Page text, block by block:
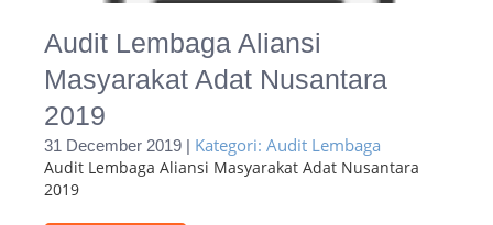
Audit Lembaga Aliansi
Masyarakat Adat Nusantara
2019
31 December 2019 | Kategori: Audit Lembaga
Audit Lembaga Aliansi Masyarakat Adat Nusantara
2019